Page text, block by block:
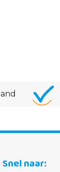
Snel naar